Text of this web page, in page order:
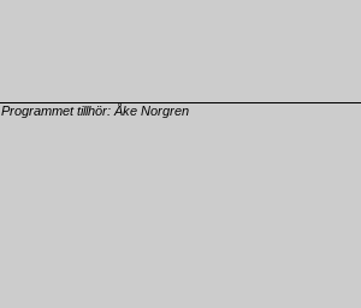
, Programmet tillhör: Åke Norgren